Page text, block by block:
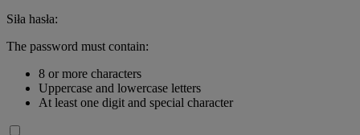
Siła hasła:
The password must contain:
8 or more characters
Uppercase and lowercase letters
At least one digit and special character